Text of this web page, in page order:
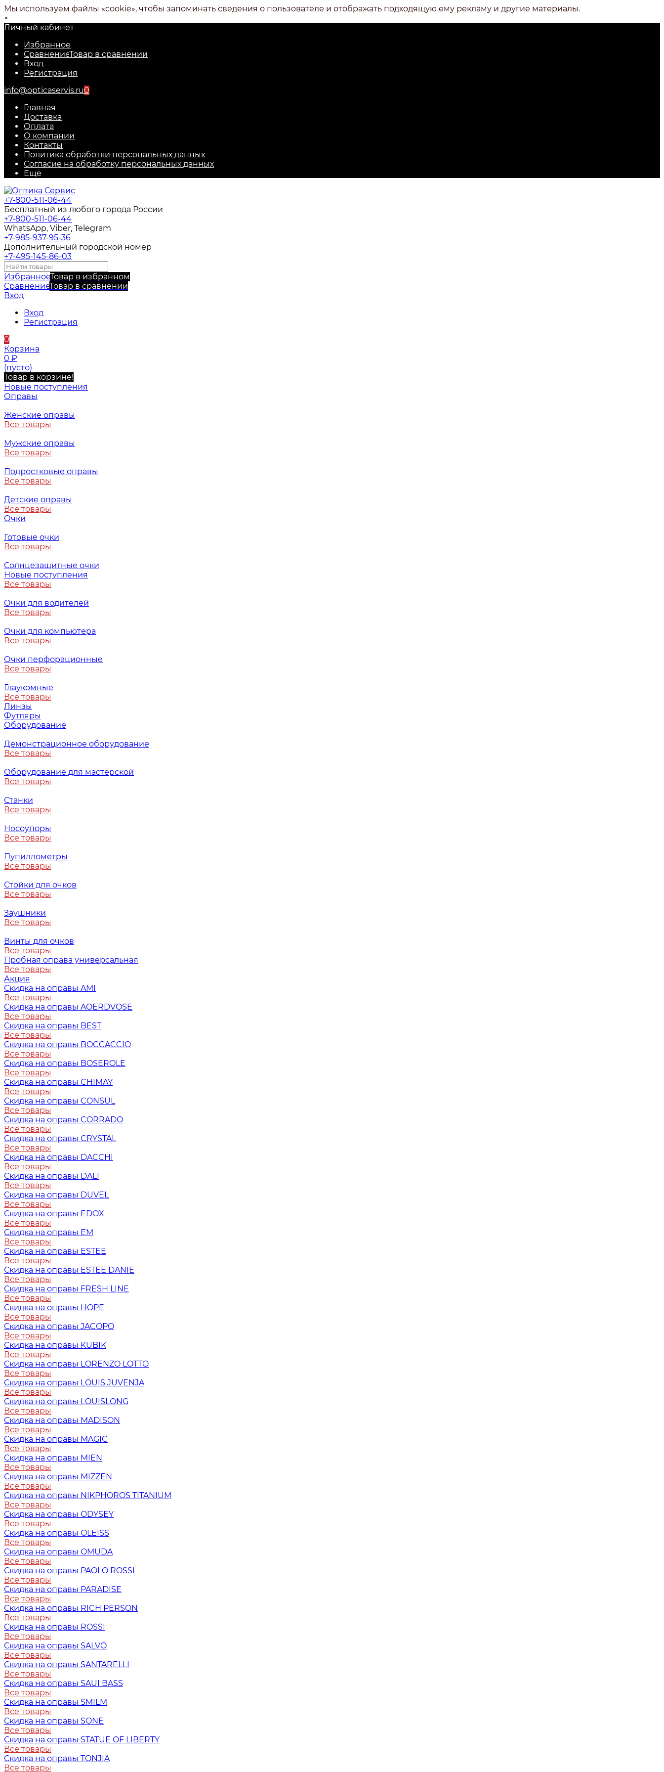
Мы используем файлы «cookie», чтобы запоминать сведения о пользователе и отображать подходящую ему рекламу и другие материалы.
×
Личный кабинет
Избранное
СравнениеТовар в сравнении
Вход
Регистрация
info@opticaservis.ru0
Главная
Доставка
Оплата
О компании
Контакты
Политика обработки персональных данных
Согласие на обработку персональных данных
Еще
+7-800-511-06-44
Бесплатный из любого города России
+7-800-511-06-44
WhatsApp, Viber, Telegram
+7-985-937-95-36
Дополнительный городской номер
+7-495-145-86-03
ИзбранноеТовар в избранном
СравнениеТовар в сравнении
Вход
Вход
Регистрация
0
Корзина
0 ₽
(пусто)
Товар в корзине!
Новые поступления
Оправы
Женские оправы
Все товары
Мужские оправы
Все товары
Подростковые оправы
Все товары
Детские оправы
Все товары
Очки
Готовые очки
Все товары
Солнцезащитные очки
Новые поступления
Все товары
Очки для водителей
Все товары
Очки для компьютера
Все товары
Очки перфорационные
Все товары
Глаукомные
Все товары
Линзы
Футляры
Оборудование
Демонстрационное оборудование
Все товары
Оборудование для мастерской
Все товары
Станки
Все товары
Носоупоры
Все товары
Пупиллометры
Все товары
Стойки для очков
Все товары
Заушники
Все товары
Винты для очков
Все товары
Пробная оправа универсальная
Все товары
Акция
Скидка на оправы AMI
Все товары
Скидка на оправы AOERDVOSE
Все товары
Скидка на оправы BEST
Все товары
Скидка на оправы BOCCACCIO
Все товары
Скидка на оправы BOSEROLE
Все товары
Скидка на оправы CHIMAY
Все товары
Скидка на оправы CONSUL
Все товары
Скидка на оправы CORRADO
Все товары
Скидка на оправы CRYSTAL
Все товары
Скидка на оправы DACCHI
Все товары
Скидка на оправы DALI
Все товары
Скидка на оправы DUVEL
Все товары
Скидка на оправы EDOX
Все товары
Скидка на оправы EM
Все товары
Скидка на оправы ESTEE
Все товары
Скидка на оправы ESTEE DANIE
Все товары
Скидка на оправы FRESH LINE
Все товары
Скидка на оправы HOPE
Все товары
Скидка на оправы JACOPO
Все товары
Скидка на оправы KUBIK
Все товары
Скидка на оправы LORENZO LOTTO
Все товары
Скидка на оправы LOUIS JUVENJA
Все товары
Скидка на оправы LOUISLONG
Все товары
Скидка на оправы MADISON
Все товары
Скидка на оправы MAGIC
Все товары
Скидка на оправы MIEN
Все товары
Скидка на оправы MIZZEN
Все товары
Скидка на оправы NIKPHOROS TITANIUM
Все товары
Скидка на оправы ODYSEY
Все товары
Скидка на оправы OLEISS
Все товары
Скидка на оправы OMUDA
Все товары
Скидка на оправы PAOLO ROSSI
Все товары
Скидка на оправы PARADISE
Все товары
Скидка на оправы RICH PERSON
Все товары
Скидка на оправы ROSSI
Все товары
Скидка на оправы SALVO
Все товары
Скидка на оправы SANTARELLI
Все товары
Скидка на оправы SAUI BASS
Все товары
Скидка на оправы SMILM
Все товары
Скидка на оправы SONE
Все товары
Скидка на оправы STATUE OF LIBERTY
Все товары
Скидка на оправы TONJIA
Все товары